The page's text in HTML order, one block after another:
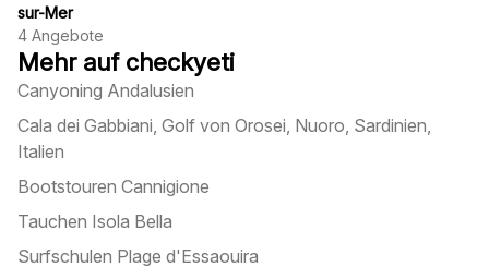
sur-Mer
4 Angebote
Mehr auf checkyeti
Canyoning Andalusien
Cala dei Gabbiani, Golf von Orosei, Nuoro, Sardinien,
Italien
Bootstouren Cannigione
Tauchen Isola Bella
Surfschulen Plage d'Essaouira